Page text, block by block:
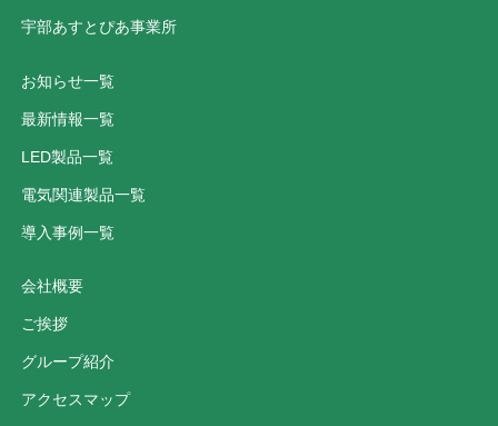
宇部あすとぴあ事業所
お知らせ一覧
最新情報一覧
LED製品一覧
電気関連製品一覧
導入事例一覧
会社概要
ご挨拶
グループ紹介
アクセスマップ